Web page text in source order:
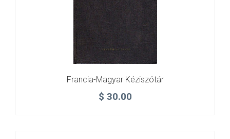
Francia-Magyar Kéziszótár
$ 30.00